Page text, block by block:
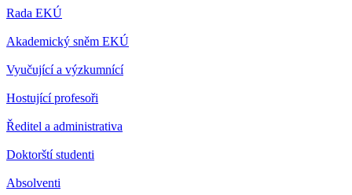
Rada EKÚ
Akademický sněm EKÚ
Vyučující a výzkumnící
Hostující profesoři
Ředitel a administrativa
Doktorští studenti
Absolventi